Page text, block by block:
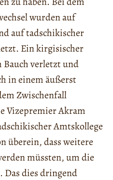
wurden auf
auf tadschikischer
Ein kirgisischer
Bauch verletzt und
in einem äußerst
Zwischenfall
Vizepremier Akram
Amtskollege
überein, dass weitere
müssten, um die
Das dies dringend